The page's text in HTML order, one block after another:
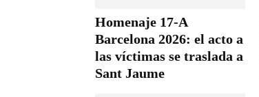
Homenaje 17-A
Barcelona 2026: el acto a
las víctimas se traslada a
Sant Jaume